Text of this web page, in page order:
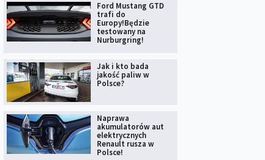
Ford Mustang GTD
trafi do
Europy!Będzie
testowany na
Nurburgring!
Jak i kto bada
jakość paliw w
Polsce?
Naprawa
akumulatorów aut
elektrycznych
Renault rusza w
Polsce!